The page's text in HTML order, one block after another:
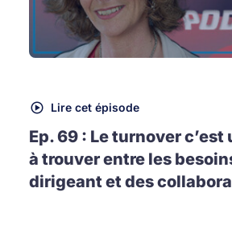
Lire cet épisode
Ep. 69 : Le turnover
à trouver entre les
dirigeant et des